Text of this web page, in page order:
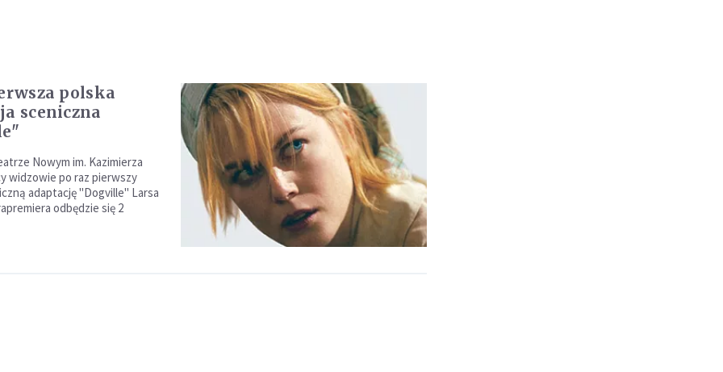
polska
sceniczna
Nowym im. Kazimierza
widzowie po raz pierwszy
adaptację "Dogville" Larsa
odbędzie się 2